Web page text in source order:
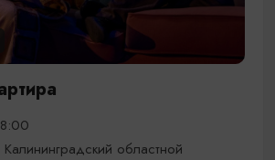
областной